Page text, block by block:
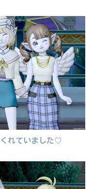
くれていました♡